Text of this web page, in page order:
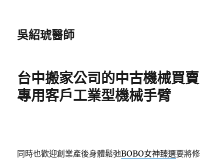
吳紹琥醫師
台中搬家公司的中古機械買賣
專用客戶工業型機械手臂
同時也歡迎創業產後身體鬆弛BOBO女神臻選要將修